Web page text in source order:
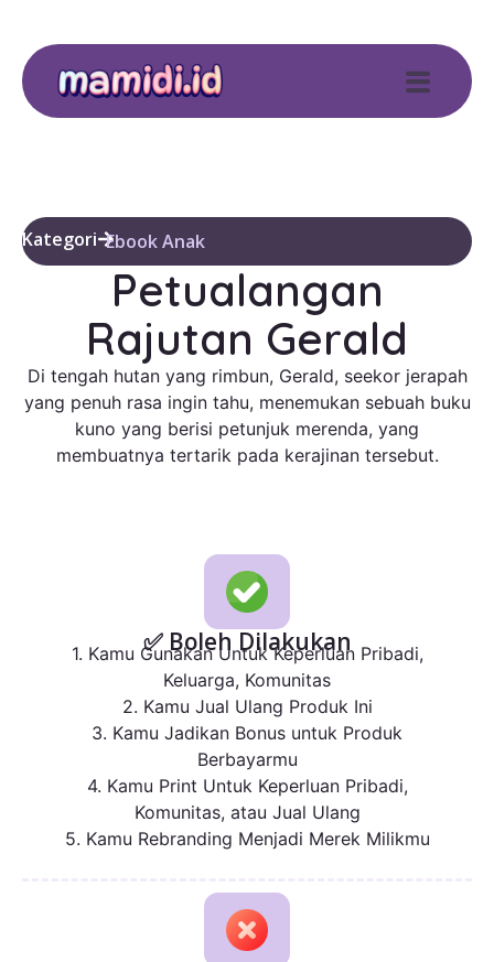
Kategori Ebook Anak
Petualangan
Rajutan Gerald
Di tengah hutan yang rimbun, Gerald, seekor jerapah
yang penuh rasa ingin tahu, menemukan sebuah buku
kuno yang berisi petunjuk merenda, yang
membuatnya tertarik pada kerajinan tersebut.
✅ Boleh Dilakukan
1. Kamu Gunakan Untuk Keperluan Pribadi,
Keluarga, Komunitas
2. Kamu Jual Ulang Produk Ini
3. Kamu Jadikan Bonus untuk Produk
Berbayarmu
4. Kamu Print Untuk Keperluan Pribadi,
Komunitas, atau Jual Ulang
5. Kamu Rebranding Menjadi Merek Milikmu